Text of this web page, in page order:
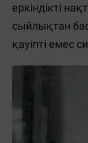
еркіндікті
сыйлықтан
қауіпті емес